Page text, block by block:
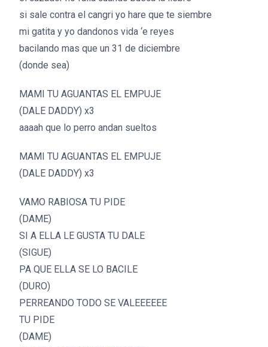
si sale contra el cangri yo hare que te siembre
mi gatita y yo dandonos vida ‘e reyes
bacilando mas que un 31 de diciembre
(donde sea)
MAMI TU AGUANTAS EL EMPUJE
(DALE DADDY) x3
aaaah que lo perro andan sueltos
MAMI TU AGUANTAS EL EMPUJE
(DALE DADDY) x3
VAMO RABIOSA TU PIDE
(DAME)
SI A ELLA LE GUSTA TU DALE
(SIGUE)
PA QUE ELLA SE LO BACILE
(DURO)
PERREANDO TODO SE VALEEEEEE
TU PIDE
(DAME)